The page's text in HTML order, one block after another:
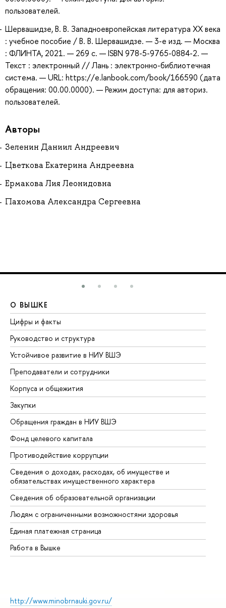
пользователей.
Шервашидзе, В. В. Западноевропейская литература ХХ века
: учебное пособие / В. В. Шервашидзе. — 3-е изд. — Москва
: ФЛИНТА, 2021. — 269 с. — ISBN 978-5-9765-0884-2. —
Текст : электронный // Лань : электронно-библиотечная
система. — URL: https://e.lanbook.com/book/166590 (дата
обращения: 00.00.0000). — Режим доступа: для авториз.
пользователей.
Авторы
Зеленин Даниил Андреевич
Цветкова Екатерина Андреевна
Ермакова Лия Леонидовна
Пахомова Александра Сергеевна
О ВЫШКЕ
Цифры и факты
Руководство и структура
Устойчивое развитие в НИУ ВШЭ
Преподаватели и сотрудники
Корпуса и общежития
Закупки
Обращения граждан в НИУ ВШЭ
Фонд целевого капитала
Противодействие коррупции
Сведения о доходах, расходах, об имуществе и
обязательствах имущественного характера
Сведения об образовательной организации
Людям с ограниченными возможностями здоровья
Единая платежная страница
Работа в Вышке
http://www.minobrnauki.gov.ru/